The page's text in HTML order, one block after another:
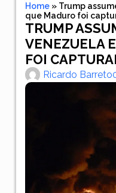
Home» Trump
que Maduro foi
TRUMP
VENEZUELA
FOI
Ricardo Barreto